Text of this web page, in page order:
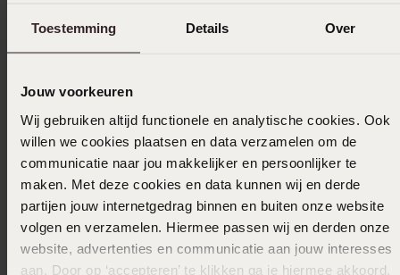
Toestemming Details Over
Jouw voorkeuren
Wij gebruiken altijd functionele en analytische cookies. Ook
willen we cookies plaatsen en data verzamelen om de
communicatie naar jou makkelijker en persoonlijker te
maken. Met deze cookies en data kunnen wij en derde
partijen jouw internetgedrag binnen en buiten onze website
volgen en verzamelen. Hiermee passen wij en derden onze
website, advertenties en communicatie aan jouw interesses
aan. Door op ‘accepteren’ te klikken ga je hiermee akkoord.
Ook leuk voor jou